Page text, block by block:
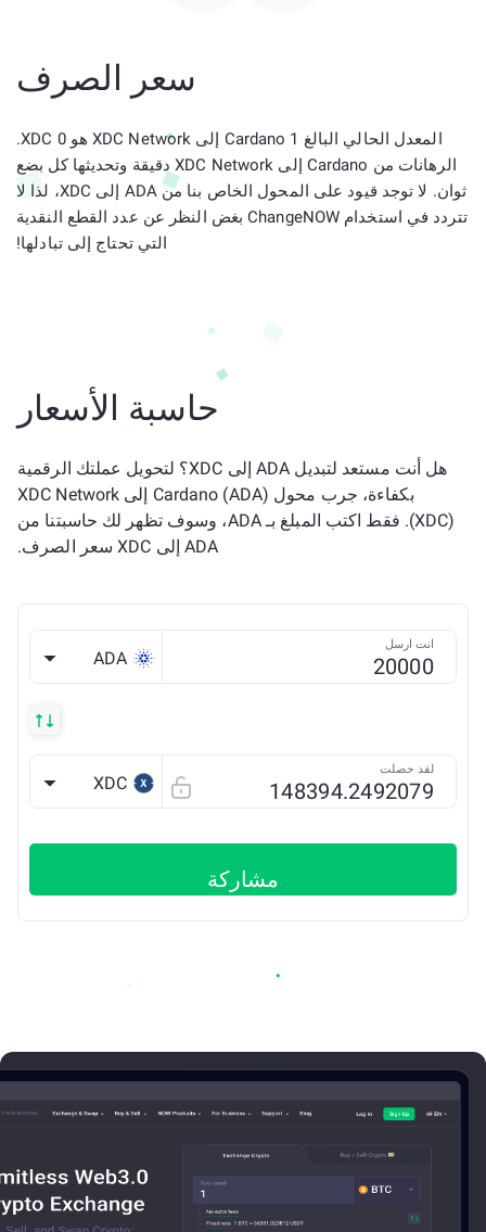
سعر الصرف
المعدل الحالي البالغ 1 Cardano إلى XDC Network هو 0 XDC.
الرهانات من Cardano إلى XDC Network دقيقة وتحديثها كل بضع
ثوان. لا توجد قيود على المحول الخاص بنا من ADA إلى XDC، لذا لا
تتردد في استخدام ChangeNOW بغض النظر عن عدد القطع النقدية
التي تحتاج إلى تبادلها!
حاسبة الأسعار
هل أنت مستعد لتبديل ADA إلى XDC؟ لتحويل عملتك الرقمية
بكفاءة، جرب محول Cardano (ADA) إلى XDC Network
(XDC). فقط اكتب المبلغ بـ ADA، وسوف تظهر لك حاسبتنا من
ADA إلى XDC سعر الصرف.
انت ارسل
ADA
لقد حصلت
XDC
مشاركة